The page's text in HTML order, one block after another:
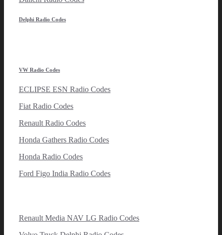
Delphi Radio Codes
VW Radio Codes
ECLIPSE ESN Radio Codes
Fiat Radio Codes
Renault Radio Codes
Honda Gathers Radio Codes
Honda Radio Codes
Ford Figo India Radio Codes
Renault Media NAV LG Radio Codes